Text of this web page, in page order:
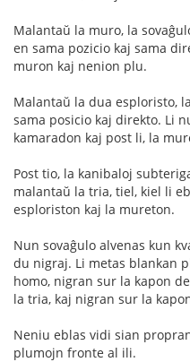
Malantaŭ la muro, la
en sama pozicio kaj sama
muron kaj nenion plu.
Malantaŭ la dua esploristo,
sama posicio kaj direkto. Li
kamaradon kaj post li, la
Post tio, la kanibaloj
malantaŭ la tria, tiel, kiel li
esploriston kaj la mureton.
Nun sovaĝulo alvenas kun
du nigraj. Li metas blankan
homo, nigran sur la kapon
la tria, kaj nigran sur la
Neniu eblas vidi sian
plumojn fronte al ili.